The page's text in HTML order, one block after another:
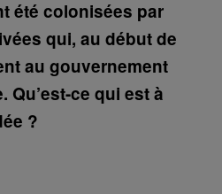
été colonisées par
qui, au début de
au gouvernement
Qu’est-ce qui est à
?